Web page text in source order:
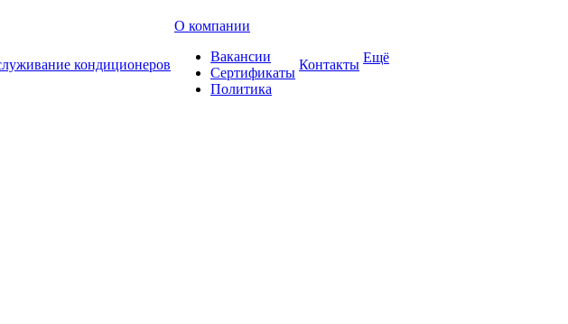
кондиционеров
О компании
Вакансии
Сертификаты
Политика
Контакты Ещё